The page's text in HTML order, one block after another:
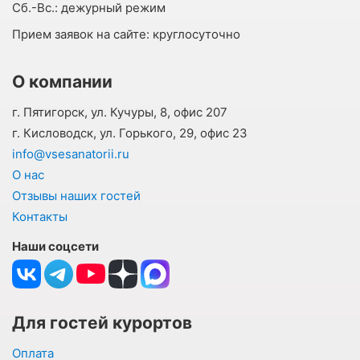
Cб.-Вс.: дежурный режим
Прием заявок на сайте: круглосуточно
О компании
г. Пятигорск, ул. Кучуры, 8, офис 207
г. Кисловодск, ул. Горького, 29, офис 23
info@vsesanatorii.ru
О нас
Отзывы наших гостей
Контакты
Наши соцсети
Для гостей курортов
Оплата